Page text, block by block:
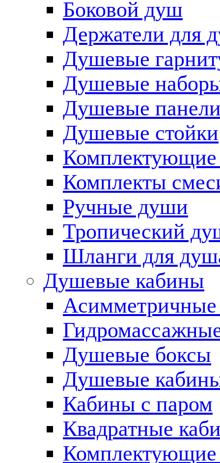
Боковой душ
Держатели для
Душевые
Душевые
Душевые
Душевые стойки
Комплекты
Ручные души
Тропический
Шланги для
Душевые кабины
Душевые боксы
Душевые
Кабины с паром
Квадратные
Комплектующие